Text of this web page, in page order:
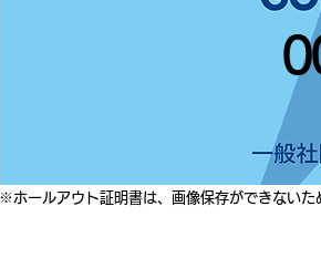
※ホールアウト証明書は、画像保存ができないた